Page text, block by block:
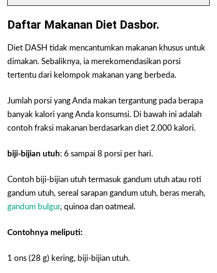
Daftar Makanan Diet Dasbor.
Diet DASH tidak mencantumkan makanan khusus untuk
dimakan. Sebaliknya, ia merekomendasikan porsi
tertentu dari kelompok makanan yang berbeda.
Jumlah porsi yang Anda makan tergantung pada berapa
banyak kalori yang Anda konsumsi. Di bawah ini adalah
contoh fraksi makanan berdasarkan diet 2.000 kalori.
biji-bijian utuh: 6 sampai 8 porsi per hari.
Contoh biji-bijian utuh termasuk gandum utuh atau roti
gandum utuh, sereal sarapan gandum utuh, beras merah,
gandum bulgur, quinoa dan oatmeal.
Contohnya meliputi:
1 ons (28 g) kering, biji-bijian utuh.